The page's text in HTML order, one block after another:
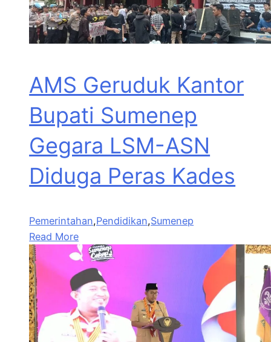
AMS Geruduk Kantor
Bupati Sumenep
Gegara LSM-ASN
Diduga Peras Kades
Pemerintahan,Pendidikan,Sumenep
Read More